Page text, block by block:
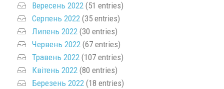
Вересень 2022 (51 entries)
Серпень 2022 (35 entries)
Липень 2022 (30 entries)
Червень 2022 (67 entries)
Травень 2022 (107 entries)
Квітень 2022 (80 entries)
Березень 2022 (18 entries)